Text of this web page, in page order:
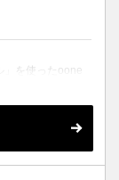
」を使ったoone